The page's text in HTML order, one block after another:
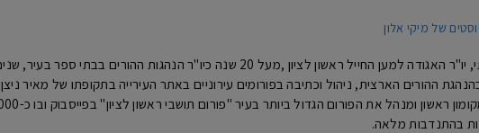
של מיקי אלון
מיקי אלון- איש ציבור, פעיל חברתי, יו"ר האגודה למען החייל ראשון לציון ,מעל 20 שנה כיו"ר
וחבר בהנהגת ההורים הארצית, ניהול וכתיבה בפורומים עירוניים באתר העירייה בתקופתו של מאיר
בהתנדבות מלאה.